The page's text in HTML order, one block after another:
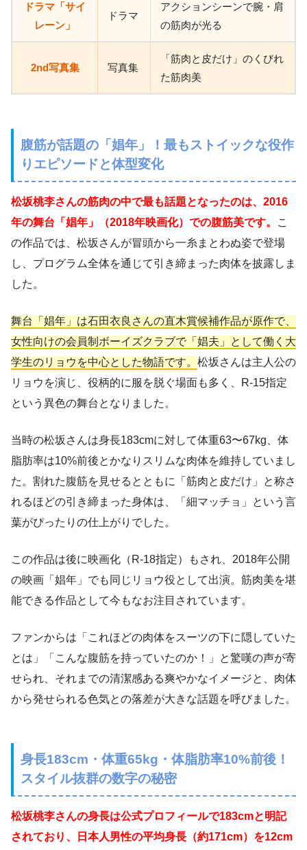
ドラマ「サイ
レーン」
ドラマ
アクションシーンで腕・肩
の筋肉が光る
2nd写真集 写真集
「筋肉と皮だけ」のくびれ
た筋肉美
腹筋が話題の「娼年」！最もストイックな役作
りエピソードと体型変化
松坂桃李さんの筋肉の中で最も話題となったのは、2016
年の舞台「娼年」（2018年映画化）での腹筋美です。
こ
の作品では、松坂さんが冒頭から一糸まとわぬ姿で登場
し、プログラム全体を通じて引き締まった肉体を披露しま
した。
舞台「娼年」は石田衣良さんの直木賞候補作品が原作で、
女性向けの会員制ボーイズクラブで「娼夫」として働く大
学生のリョウを中心とした物語です。 松坂さんは主人公の
リョウを演じ、役柄的に服を脱ぐ場面も多く、R-15指定
という異色の舞台となりました。
当時の松坂さんは身長183cmに対して体重63〜67kg、体
脂肪率は10%前後とかなりスリムな肉体を維持していまし
た。割れた腹筋を見せるとともに「筋肉と皮だけ」と称さ
れるほどの引き締まった身体は、「細マッチョ」という言
葉がぴったりの仕上がりでした。
この作品は後に映画化（R-18指定）もされ、2018年公開
の映画「娼年」でも同じリョウ役として出演。筋肉美を堪
能できる作品として今もなお注目されています。
ファンからは「これほどの肉体をスーツの下に隠していた
とは」「こんな腹筋を持っていたのか！」と驚嘆の声が寄
せられ、それまでの清潔感ある爽やかなイメージと、肉体
から発せられる色気との落差が大きな話題を呼びました。
身長183cm・体重65kg・体脂肪率10%前後！
スタイル抜群の数字の秘密
松坂桃李さんの身長は公式プロフィールで183cmと明記
されており、日本人男性の平均身長（約171cm）を12cm